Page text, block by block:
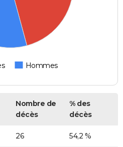
Hommes
Nombre de
décès
% des
décès
26 54,2 %